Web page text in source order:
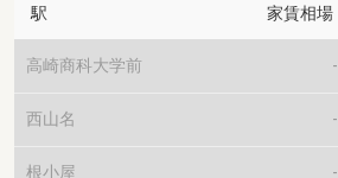
駅 家賃相場
高崎商科大学前 -
西山名 -
根小屋 -